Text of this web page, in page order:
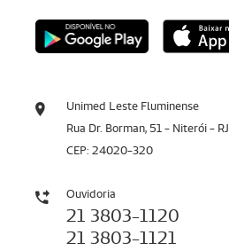
Unimed Leste Fluminense
Rua Dr. Borman, 51 - Niterói - RJ
CEP: 24020-320
Ouvidoria
21 3803-1120
21 3803-1121